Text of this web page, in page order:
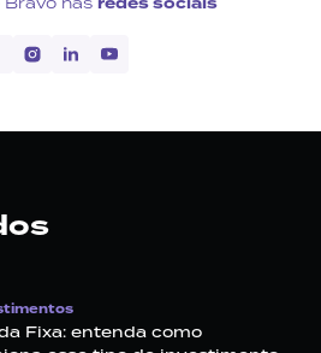
Fixa: entenda como